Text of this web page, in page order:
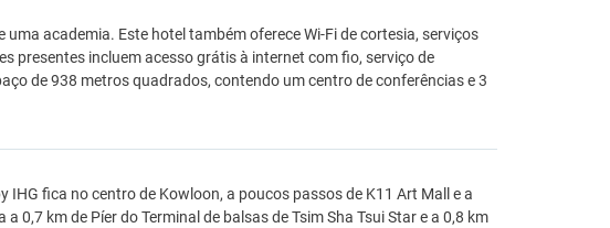
academia. Este hotel também oferece Wi-Fi de cortesia, serviços
presentes incluem acesso grátis à internet com fio, serviço de
de 938 metros quadrados, contendo um centro de conferências e 3
fica no centro de Kowloon, a poucos passos de K11 Art Mall e a
0,7 km de Píer do Terminal de balsas de Tsim Sha Tsui Star e a 0,8 km